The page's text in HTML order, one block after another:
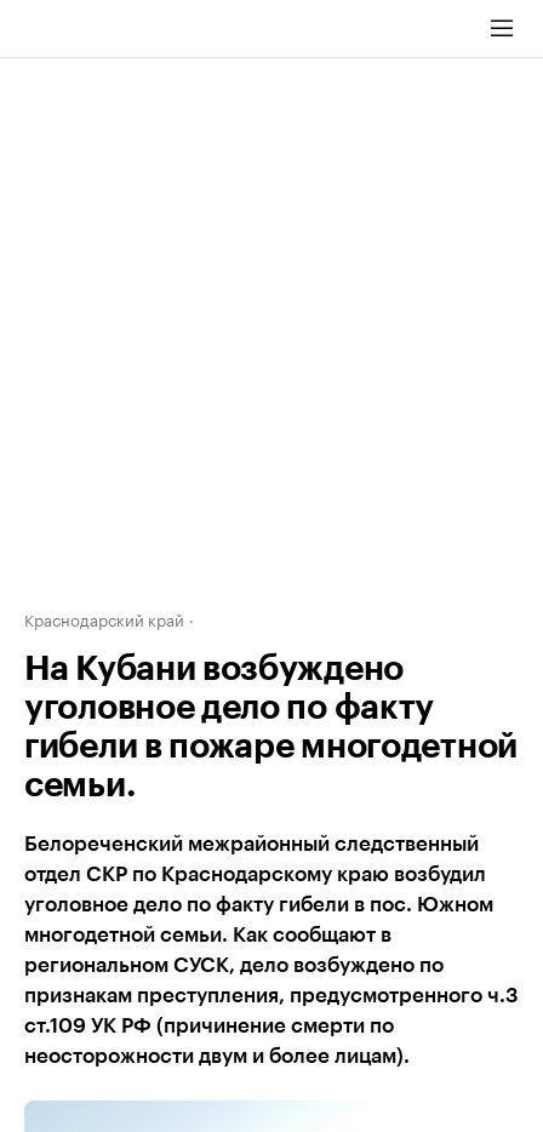
Краснодарский край
На Кубани возбуждено
уголовное дело по факту
гибели в пожаре многодетной
семьи.
Белореченский межрайонный следственный
отдел СКР по Краснодарскому краю возбудил
уголовное дело по факту гибели в пос. Южном
многодетной семьи. Как сообщают в
региональном СУСК, дело возбуждено по
признакам преступления, предусмотренного ч.3
ст.109 УК РФ (причинение смерти по
неосторожности двум и более лицам).